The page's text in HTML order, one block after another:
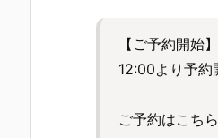
【ご予約開始】
12:00より予約
ご予約はこち